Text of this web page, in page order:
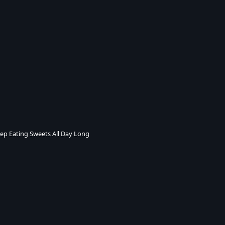
Eating Sweets All Day Long